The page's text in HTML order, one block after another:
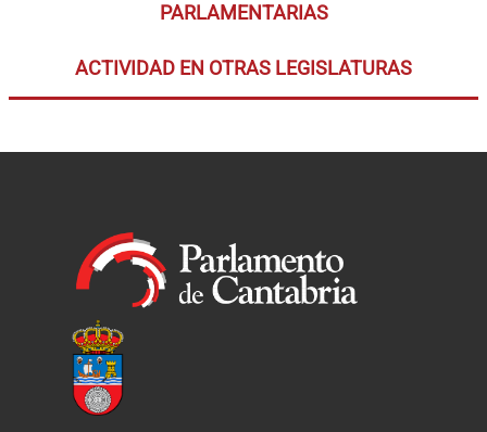
PARLAMENTARIAS
ACTIVIDAD EN OTRAS LEGISLATURAS